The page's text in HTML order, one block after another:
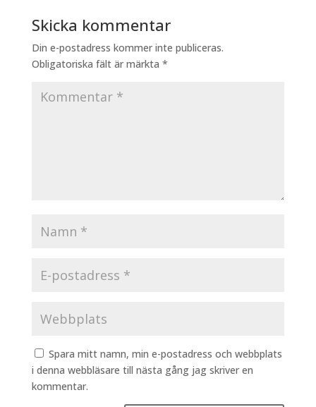
Skicka kommentar
Din e-postadress kommer inte publiceras.
Obligatoriska fält är märkta *
Spara mitt namn, min e-postadress och webbplats
i denna webbläsare till nästa gång jag skriver en
kommentar.